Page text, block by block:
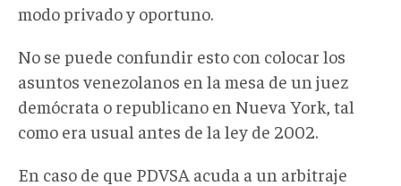
modo privado y oportuno.
No se puede confundir esto con colocar los
asuntos venezolanos en la mesa de un juez
demócrata o republicano en Nueva York, tal
como era usual antes de la ley de 2002.
En caso de que PDVSA acuda a un arbitraje